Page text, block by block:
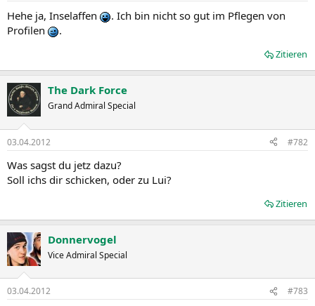
Hehe ja, Inselaffen
. Ich bin nicht so gut im Pflegen von
Profilen
.
Zitieren
The Dark Force
Grand Admiral Special
03.04.2012 #782
Was sagst du jetz dazu?
Soll ichs dir schicken, oder zu Lui?
Zitieren
Donnervogel
Vice Admiral Special
03.04.2012 #783